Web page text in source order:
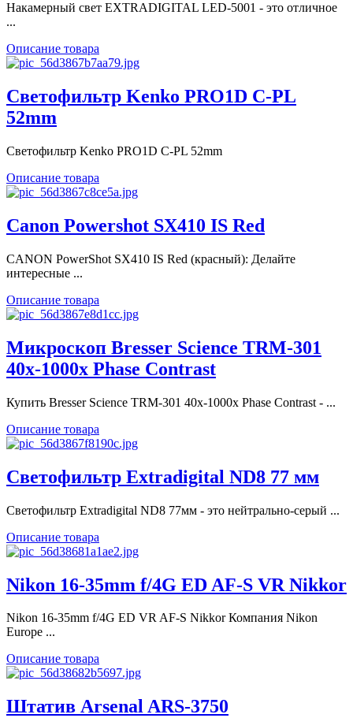
Накамерный свет EXTRADIGITAL LED-5001 - это отличное
...
Описание товара
Светофильтр Kenko PRO1D C-PL
52mm
Светофильтр Kenko PRO1D C-PL 52mm
Описание товара
Canon Powershot SX410 IS Red
CANON PowerShot SX410 IS Red (красный): Делайте
интересные ...
Описание товара
Микроскоп Bresser Science TRM-301
40x-1000x Phase Contrast
Купить Bresser Science TRM-301 40x-1000x Phase Contrast - ...
Описание товара
Светофильтр Extradigital ND8 77 мм
Светофильтр Extradigital ND8 77мм - это нейтрально-серый ...
Описание товара
Nikon 16-35mm f/4G ED AF-S VR Nikkor
Nikon 16-35mm f/4G ED VR AF-S Nikkor Компания Nikon
Europe ...
Описание товара
Штатив Arsenal ARS-3750